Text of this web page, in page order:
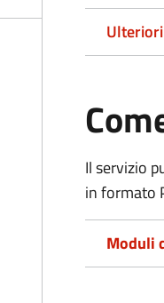
Il servizio
in formato
Moduli